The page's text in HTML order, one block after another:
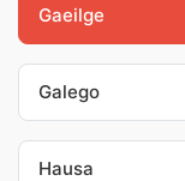
Gaeilge
Galego
Hausa